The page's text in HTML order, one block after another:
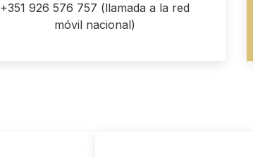
+351 926 576 757 (llamada a la red
móvil nacional)